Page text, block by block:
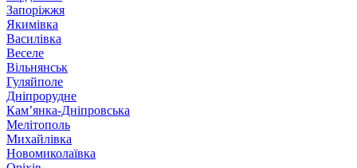
Запоріжжя
Якимівка
Василівка
Веселе
Вільнянськ
Гуляйполе
Дніпрорудне
Кам’янка-Дніпровська
Мелітополь
Михайлівка
Новомиколаївка